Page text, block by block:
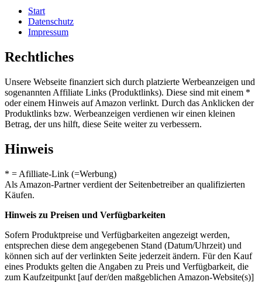
Start
Datenschutz
Impressum
Rechtliches
Unsere Webseite finanziert sich durch platzierte Werbeanzeigen und
sogenannten Affiliate Links (Produktlinks). Diese sind mit einem *
oder einem Hinweis auf Amazon verlinkt. Durch das Anklicken der
Produktlinks bzw. Werbeanzeigen verdienen wir einen kleinen
Betrag, der uns hilft, diese Seite weiter zu verbessern.
Hinweis
* = Afilliate-Link (=Werbung)
Als Amazon-Partner verdient der Seitenbetreiber an qualifizierten
Käufen.
Hinweis zu Preisen und Verfügbarkeiten
Sofern Produktpreise und Verfügbarkeiten angezeigt werden,
entsprechen diese dem angegebenen Stand (Datum/Uhrzeit) und
können sich auf der verlinkten Seite jederzeit ändern. Für den Kauf
eines Produkts gelten die Angaben zu Preis und Verfügbarkeit, die
zum Kaufzeitpunkt [auf der/den maßgeblichen Amazon-Website(s)]